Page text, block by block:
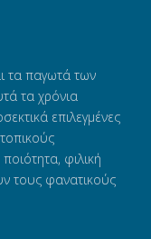
τα παγωτά των
τα χρόνια
επιλεγμένες
φιλική
τους φανατικούς